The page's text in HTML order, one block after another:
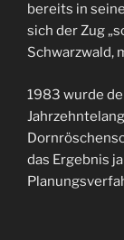
bereits in
sich der Zug
Schwarzwald,
1983 wurde
das Ergebnis